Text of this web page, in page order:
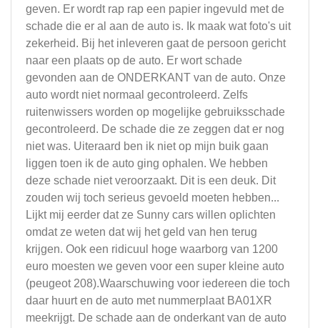
geven. Er wordt rap rap een papier ingevuld met de
schade die er al aan de auto is. Ik maak wat foto's uit
zekerheid. Bij het inleveren gaat de persoon gericht
naar een plaats op de auto. Er wort schade
gevonden aan de ONDERKANT van de auto. Onze
auto wordt niet normaal gecontroleerd. Zelfs
ruitenwissers worden op mogelijke gebruiksschade
gecontroleerd. De schade die ze zeggen dat er nog
niet was. Uiteraard ben ik niet op mijn buik gaan
liggen toen ik de auto ging ophalen. We hebben
deze schade niet veroorzaakt. Dit is een deuk. Dit
zouden wij toch serieus gevoeld moeten hebben...
Lijkt mij eerder dat ze Sunny cars willen oplichten
omdat ze weten dat wij het geld van hen terug
krijgen. Ook een ridicuul hoge waarborg van 1200
euro moesten we geven voor een super kleine auto
(peugeot 208).Waarschuwing voor iedereen die toch
daar huurt en de auto met nummerplaat BA01XR
meekrijgt. De schade aan de onderkant van de auto